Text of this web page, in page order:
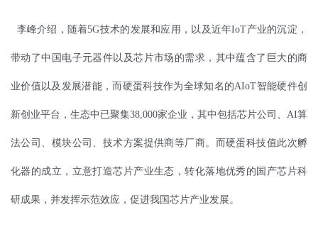
李峰介绍，随着5G技术的发展和应用，以及近年IoT产业的沉淀，
带动了中国电子元器件以及芯片市场的需求，其中蕴含了巨大的商
业价值以及发展潜能，而硬蛋科技作为全球知名的AIoT智能硬件创
新创业平台，生态中已聚集38,000家企业，其中包括芯片公司、AI算
法公司、模块公司、技术方案提供商等厂商。而硬蛋科技值此次孵
化器的成立，立意打造芯片产业生态，转化落地优秀的国产芯片科
研成果，并发挥示范效应，促进我国芯片产业发展。